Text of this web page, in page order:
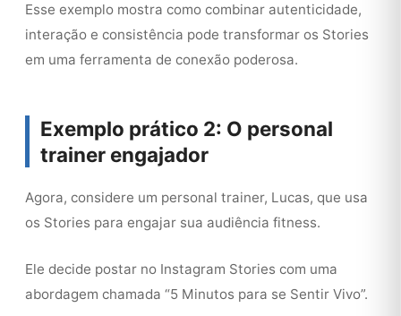
Esse exemplo mostra como combinar autenticidade,
interação e consistência pode transformar os Stories
em uma ferramenta de conexão poderosa.
Exemplo prático 2: O personal
trainer engajador
Agora, considere um personal trainer, Lucas, que usa
os Stories para engajar sua audiência fitness.
Ele decide postar no Instagram Stories com uma
abordagem chamada “5 Minutos para se Sentir Vivo”.